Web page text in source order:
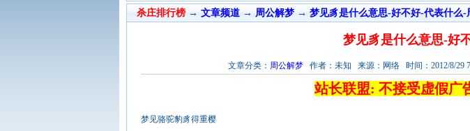
杀庄排行榜 → 文章频道→ 周公解梦 → 梦见豸是什么意思-好不好-代表什么-
梦见豸是什么意思-好
文章分类： 周公解梦 作者：未知 来源：网络 时间：2012/8/29
站长联盟: 不接受虚假广
梦见骆驼豹豸得重樱